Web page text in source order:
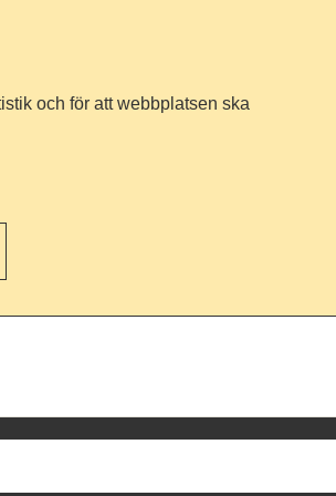
och för att webbplatsen ska